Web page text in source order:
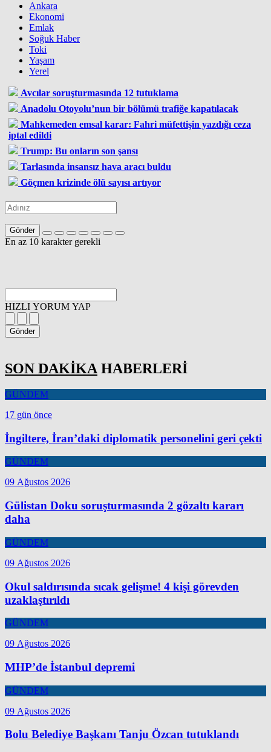
Ankara
Ekonomi
Emlak
Soğuk Haber
Toki
Yaşam
Yerel
Avcılar soruşturmasında 12 tutuklama
Anadolu Otoyolu’nun bir bölümü trafiğe kapatılacak
Mahkemeden emsal karar: Fahri müfettişin yazdığı ceza
iptal edildi
Trump: Bu onların son şansı
Tarlasında insansız hava aracı buldu
Göçmen krizinde ölü sayısı artıyor
Gönder
En az 10 karakter gerekli
HIZLI YORUM YAP
Gönder
SON DAKİKA HABERLERİ
GÜNDEM
17 gün önce
İngiltere, İran’daki diplomatik personelini geri çekti
GÜNDEM
09 Ağustos 2026
Gülistan Doku soruşturmasında 2 gözaltı kararı
daha
GÜNDEM
09 Ağustos 2026
Okul saldırısında sıcak gelişme! 4 kişi görevden
uzaklaştırıldı
GÜNDEM
09 Ağustos 2026
MHP’de İstanbul depremi
GÜNDEM
09 Ağustos 2026
Bolu Belediye Başkanı Tanju Özcan tutuklandı